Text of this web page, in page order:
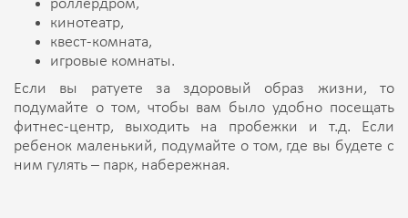
роллердром,
кинотеатр,
квест-комната,
игровые комнаты.
Если вы ратуете за здоровый образ жизни, то
подумайте о том, чтобы вам было удобно посещать
фитнес-центр, выходить на пробежки и т.д. Если
ребенок маленький, подумайте о том, где вы будете с
ним гулять – парк, набережная.